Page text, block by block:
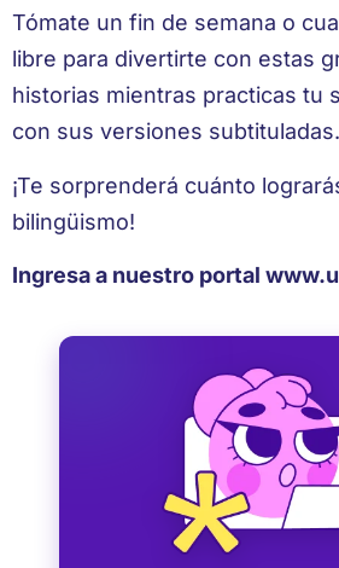
Tómate un fin de semana o
libre para divertirte con estas
historias mientras practicas tu
con sus versiones subtituladas.
¡Te sorprenderá cuánto
bilingüismo!
Ingresa a nuestro portal